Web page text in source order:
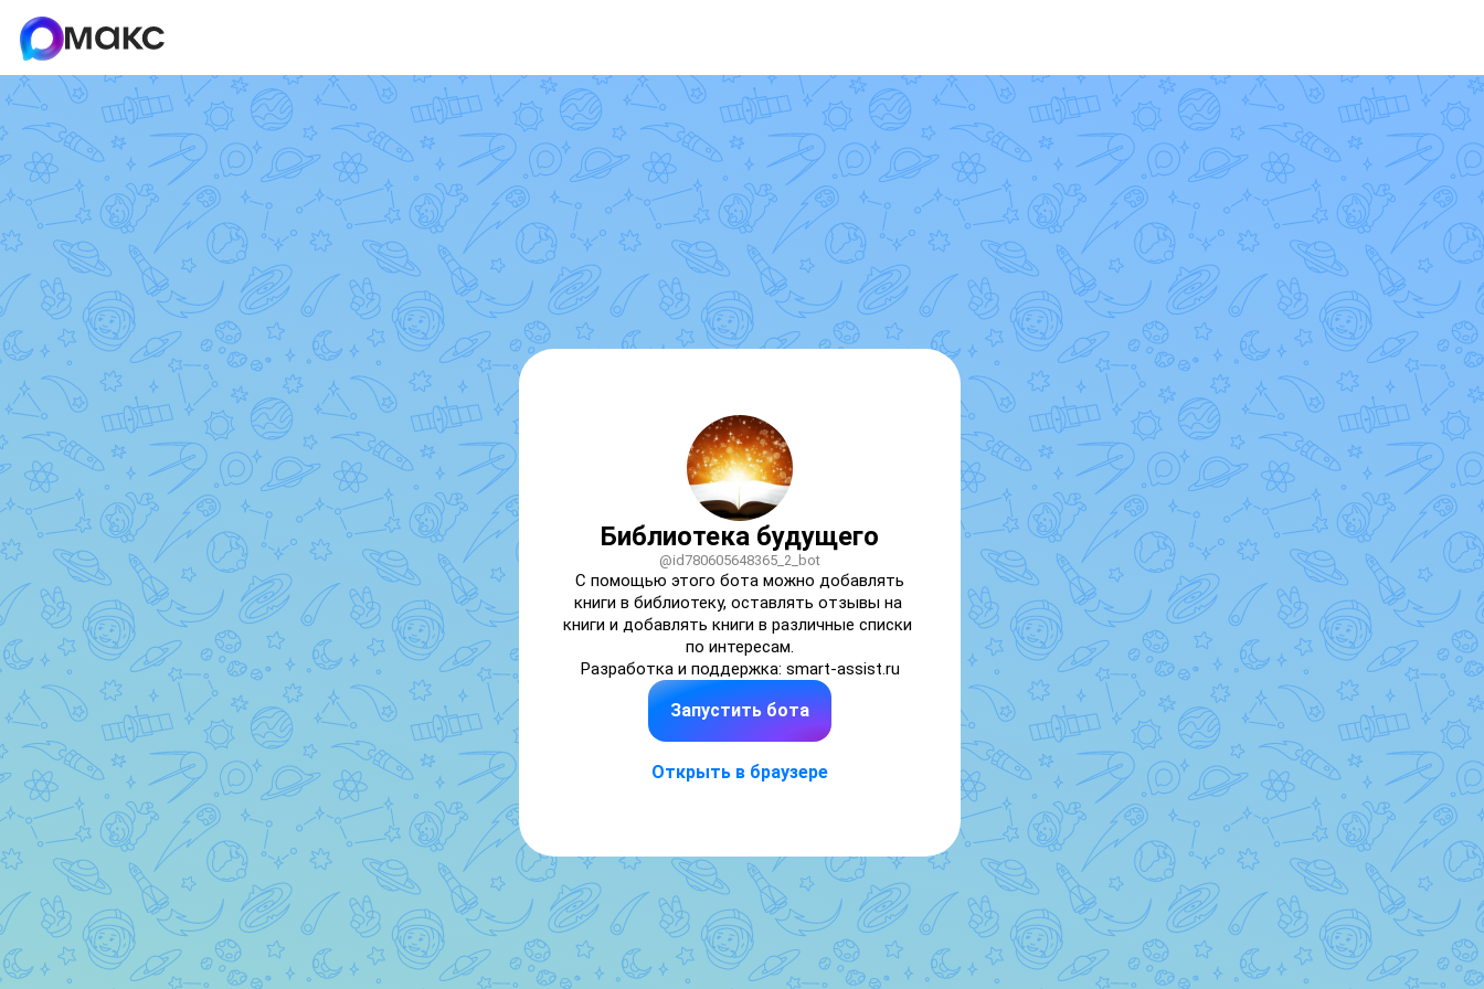
Библиотека будущего
@id780605648365_2_bot
С помощью этого бота можно добавлять
книги в библиотеку, оставлять отзывы на
книги и добавлять книги в различные списки
по интересам.
Разработка и поддержка: smart-assist.ru
Запустить бота
Открыть в браузере